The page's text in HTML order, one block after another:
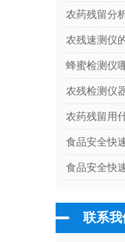
农药残留分
农残速测仪
农药残留用
联系我